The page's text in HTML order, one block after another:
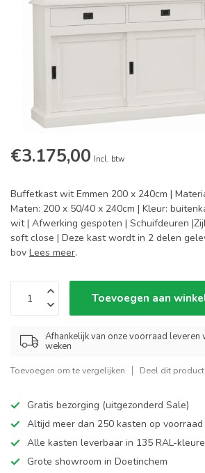
€3.175,00 Incl. btw
Buffetkast wit Emmen 200 x 240cm |
Maten: 200 x 50/40 x 240cm | Kleur:
wit | Afwerking gespoten | Schuifdeuren
soft close | Deze kast wordt in 2 delen
bov Lees meer.
Toevoegen aan
Afhankelijk van onze voorraad leveren
weken
Toevoegen om te vergelijken Deel dit product
Gratis bezorging (uitgezonderd Sale)
Altijd meer dan 250 kasten op voorraad
Alle kasten leverbaar in 135 RAL-
Grote showroom in Doetinchem